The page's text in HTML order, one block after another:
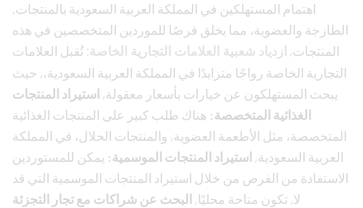
اهتمام المستهلكين في المملكة العربية السعودية بالمنتجات,
الطازجة والعضوية، مما يخلق فرصًا للموردين المتخصصين في هذه
المنتجات, ازدياد شعبية العلامات التجارية الخاصة: تُقبل العلامات
التجارية الخاصة رواجًا متزايدًا في المملكة العربية السعودية،, حيث
يبحث المستهلكون عن خيارات بأسعار معقولة, استيراد المنتجات
الغذائية المتخصصة: هناك طلب كبير على المنتجات الغذائية
المتخصصة، مثل الأطعمة العضوية, والمنتجات الحلال، في المملكة
العربية السعودية, استيراد المنتجات الموسمية: يمكن للمستوردين
الاستفادة من الفرص من خلال استيراد المنتجات الموسمية التي قد
لا, تكون متاحة محليًا, البحث عن شراكات مع تجار التجزئة